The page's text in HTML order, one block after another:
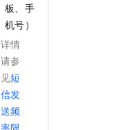
板、手
机号）
详情
请参
见短
信发
送频